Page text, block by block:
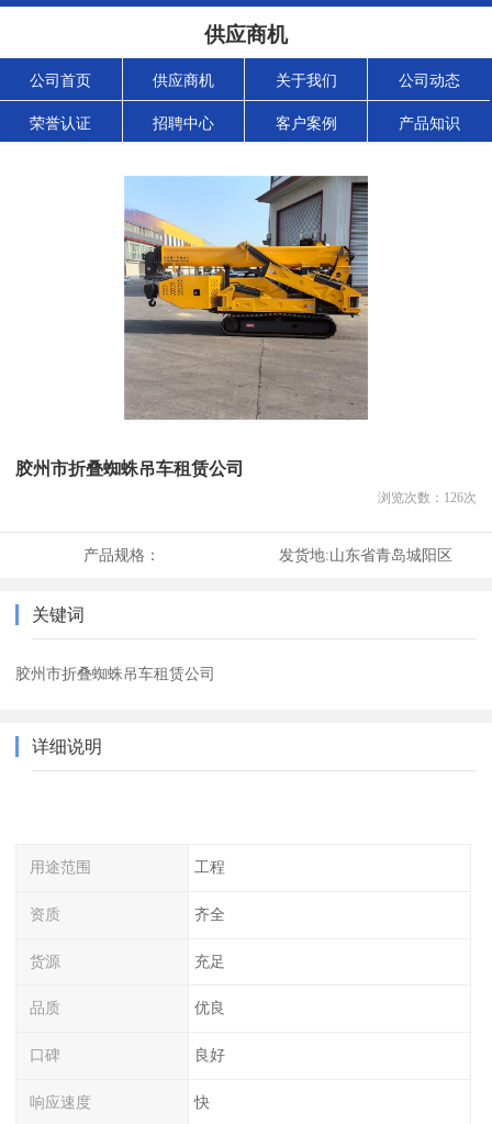
供应商机
公司首页 供应商机 关于我们 公司动态
荣誉认证 招聘中心 客户案例 产品知识
胶州市折叠蜘蛛吊车租赁公司
浏览次数： 126次
产品规格： 发货地:山东省青岛城阳区
关键词
胶州市折叠蜘蛛吊车租赁公司
详细说明
用途范围 工程
资质 齐全
货源 充足
品质 优良
口碑 良好
响应速度 快